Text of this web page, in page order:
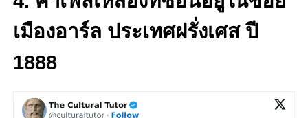
เมืองอาร์ล ประเทศฝรั่งเศส ปี
1888